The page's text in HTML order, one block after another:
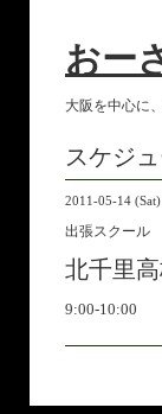
おー
大阪を中心に
スケジ
2011-05-14
出張スクール
北千里
9:00-10:00